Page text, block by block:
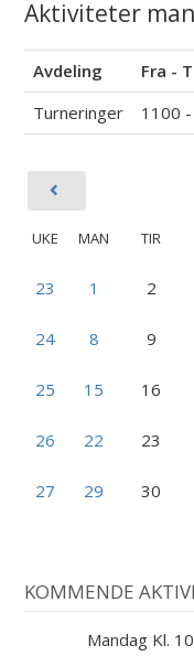
Aktiviteter
Avdeling Fra -
Turneringer
1100
UKE MAN TIR
23 1 2
24 8 9
25 15 16
26 22 23
27 29 30
KOMMENDE
Mandag Kl.